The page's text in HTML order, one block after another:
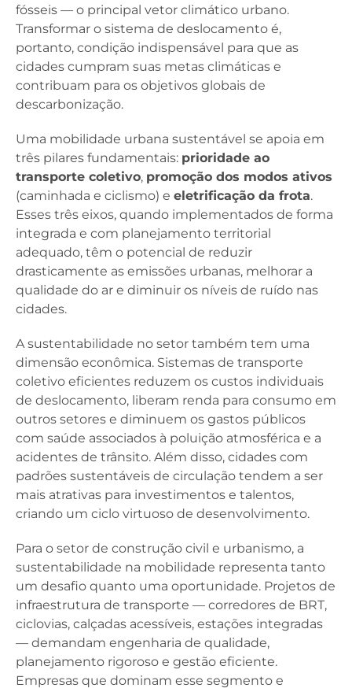
fósseis — o principal vetor climático urbano.
Transformar o sistema de deslocamento é,
portanto, condição indispensável para que as
cidades cumpram suas metas climáticas e
contribuam para os objetivos globais de
descarbonização.
Uma mobilidade urbana sustentável se apoia em
três pilares fundamentais: prioridade ao
transporte coletivo, promoção dos modos ativos
(caminhada e ciclismo) e eletrificação da frota.
Esses três eixos, quando implementados de forma
integrada e com planejamento territorial
adequado, têm o potencial de reduzir
drasticamente as emissões urbanas, melhorar a
qualidade do ar e diminuir os níveis de ruído nas
cidades.
A sustentabilidade no setor também tem uma
dimensão econômica. Sistemas de transporte
coletivo eficientes reduzem os custos individuais
de deslocamento, liberam renda para consumo em
outros setores e diminuem os gastos públicos
com saúde associados à poluição atmosférica e a
acidentes de trânsito. Além disso, cidades com
padrões sustentáveis de circulação tendem a ser
mais atrativas para investimentos e talentos,
criando um ciclo virtuoso de desenvolvimento.
Para o setor de construção civil e urbanismo, a
sustentabilidade na mobilidade representa tanto
um desafio quanto uma oportunidade. Projetos de
infraestrutura de transporte — corredores de BRT,
ciclovias, calçadas acessíveis, estações integradas
— demandam engenharia de qualidade,
planejamento rigoroso e gestão eficiente.
Empresas que dominam esse segmento e